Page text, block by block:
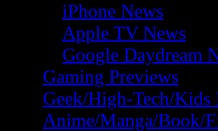
iPhone News
Apple TV News
Google Daydream
Gaming Previews
Geek/High-Tech/Kids
Anime/Manga/Book/